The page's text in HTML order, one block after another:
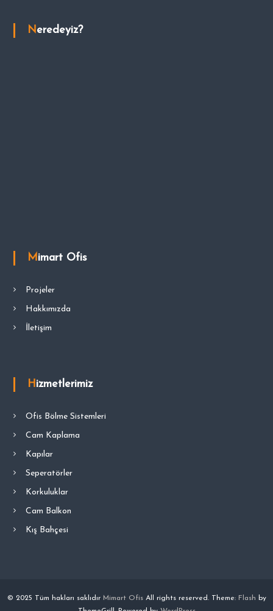
Neredeyiz?
Mimart Ofis
Projeler
Hakkımızda
İletişim
Hizmetlerimiz
Ofis Bölme Sistemleri
Cam Kaplama
Kapılar
Seperatörler
Korkuluklar
Cam Balkon
Kış Bahçesi
© 2025 Tüm hakları saklıdır Mimart OfisAll rights reserved. Theme: Flash by